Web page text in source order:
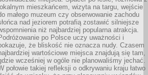
lokalnym mieszkańcem, wizyta na targu, wejście
małego muzeum czy obserwowanie zachodu
nad jeziorem potrafią zostawić silniejsze
niż najbardziej popularna atrakcja.
po Polsce uczy uważności i
że bliskość nie oznacza nudy. Czasem
wartościowe miejsca znajdują się tam,
wcześniej w ogóle nie planowaliśmy jechać.
połowie takiej refleksji o odkrywaniu kraju łatwo